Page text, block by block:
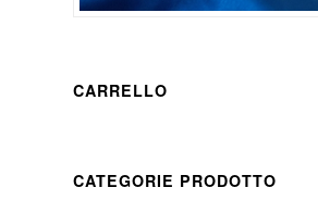
CARRELLO
CATEGORIE PRODOTTO